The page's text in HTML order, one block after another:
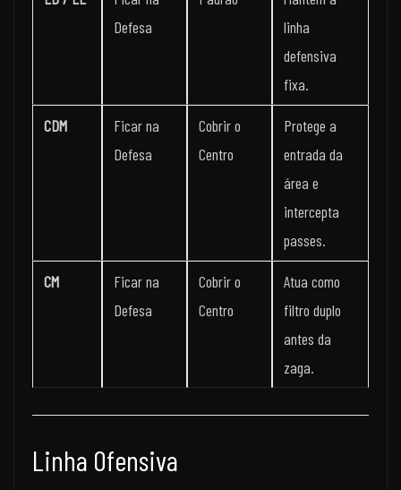
Defesa
linha
defensiva
fixa.
CDM
Ficar na
Defesa
Cobrir o
Centro
Protege a
entrada da
área e
intercepta
passes.
CM
Ficar na
Defesa
Cobrir o
Centro
Atua como
filtro duplo
antes da
zaga.
Linha Ofensiva